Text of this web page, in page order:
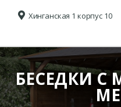
Хинганская 1 корпус 10
БЕСЕДКИ С